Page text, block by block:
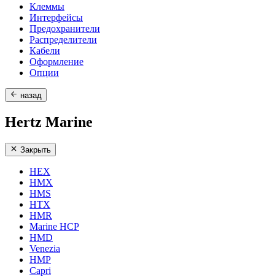
Клеммы
Интерфейсы
Предохранители
Распределители
Кабели
Оформление
Опции
назад
Hertz Marine
Закрыть
HEX
HMX
HMS
HTX
HMR
Marine HCP
HMD
Venezia
HMP
Capri